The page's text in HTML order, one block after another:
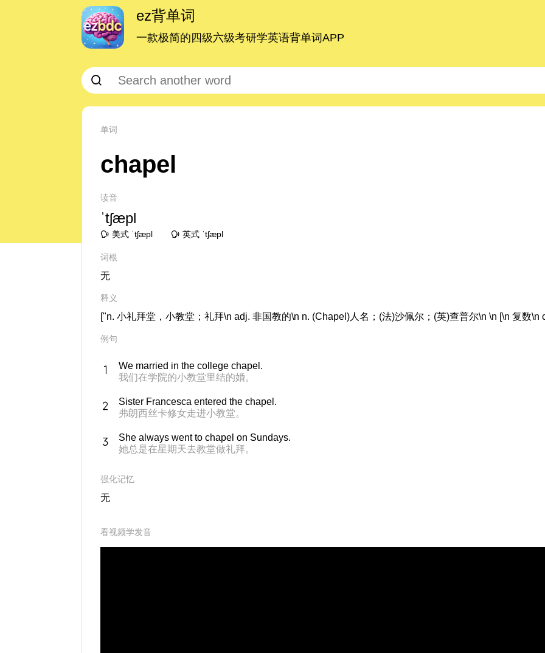
ez背单词
一款极简的四级六级考研学英语背单词APP
单词
chapel
读音
ˈtʃæpl
美式 ˈtʃæpl 英式 ˈtʃæpl
词根
无
释义
["n. 小礼拜堂，小教堂；礼拜\n adj. 非国教的\n n. (Chapel)人名；(法)沙佩尔；(英)查普尔\n \n [\n 复数\n
例句
We married in the college chapel.
我们在学院的小教堂里结的婚。
Sister Francesca entered the chapel.
弗朗西丝卡修女走进小教堂。
She always went to chapel on Sundays.
她总是在星期天去教堂做礼拜。
强化记忆
无
看视频学发音